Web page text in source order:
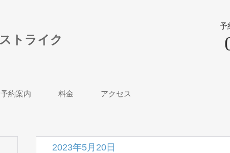
トライク
予
予約案内 料金 アクセス
2023年5月20日